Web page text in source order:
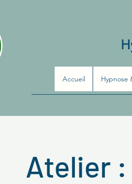
Accueil Hypnose
Atelier